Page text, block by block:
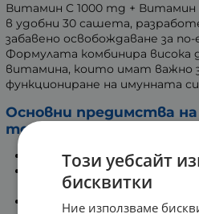
Витамин C 1000 mg + Витамин
в удобни 30 сашета,
забавено освобождаване за
Формулата комбинира висока
витамина, които имат важно
функциониране на имунната
Основни предимства
mg + Витамин B2:
Силна подкрепа за
Действа като
свободните радикали.
Съдейства за намаляване
Този уебсайт
бисквитки
Ние използваме